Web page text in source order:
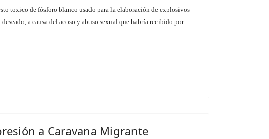
toxico de fósforo blanco usado para la elaboración de explosivos
a causa del acoso y abuso sexual que habría recibido por
a Caravana Migrante